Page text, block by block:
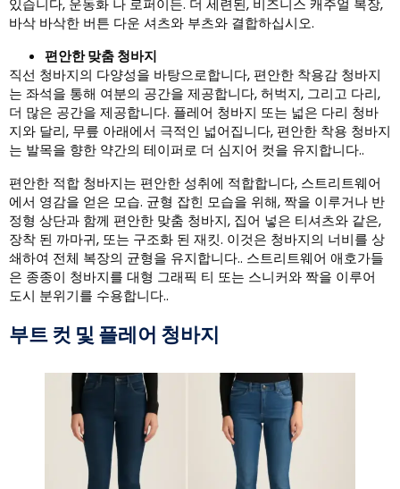
있습니다, 운동화 나 로퍼이든. 더 세련된, 비즈니스 캐주얼 복장,
바삭 바삭한 버튼 다운 셔츠와 부츠와 결합하십시오.
편안한 맞춤 청바지
직선 청바지의 다양성을 바탕으로합니다, 편안한 착용감 청바지
는 좌석을 통해 여분의 공간을 제공합니다, 허벅지, 그리고 다리,
더 많은 공간을 제공합니다. 플레어 청바지 또는 넓은 다리 청바
지와 달리, 무릎 아래에서 극적인 넓어집니다, 편안한 착용 청바지
는 발목을 향한 약간의 테이퍼로 더 심지어 컷을 유지합니다..
편안한 적합 청바지는 편안한 성취에 적합합니다, 스트리트웨어
에서 영감을 얻은 모습. 균형 잡힌 모습을 위해, 짝을 이루거나 반
정형 상단과 함께 편안한 맞춤 청바지, 집어 넣은 티셔츠와 같은,
장착 된 까마귀, 또는 구조화 된 재킷. 이것은 청바지의 너비를 상
쇄하여 전체 복장의 균형을 유지합니다.. 스트리트웨어 애호가들
은 종종이 청바지를 대형 그래픽 티 또는 스니커와 짝을 이루어
도시 분위기를 수용합니다..
부트 컷 및 플레어 청바지